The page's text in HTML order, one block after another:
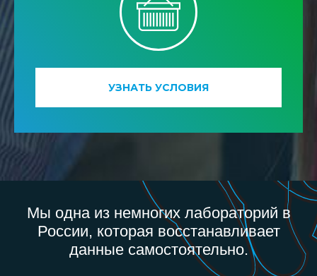
УЗНАТЬ УСЛОВИЯ
Мы одна из немногих лабораторий в
России, которая восстанавливает
данные самостоятельно.